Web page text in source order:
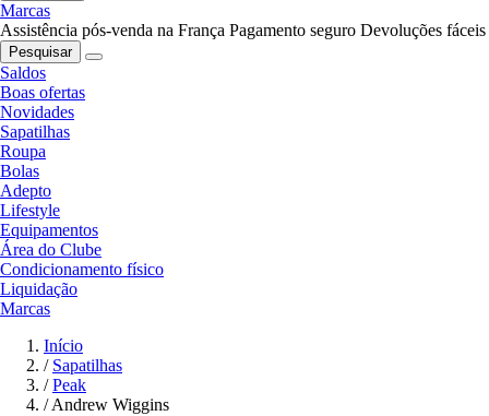
Marcas
Assistência pós-venda na França Pagamento seguro Devoluções fáceis
Pesquisar
Saldos
Boas ofertas
Novidades
Sapatilhas
Roupa
Bolas
Adepto
Lifestyle
Equipamentos
Área do Clube
Condicionamento físico
Liquidação
Marcas
Início
/ Sapatilhas
/ Peak
/Andrew Wiggins